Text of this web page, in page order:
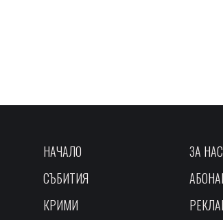
НАЧАЛО
СЪБИТИЯ
КРИМИ
ЗА НАС